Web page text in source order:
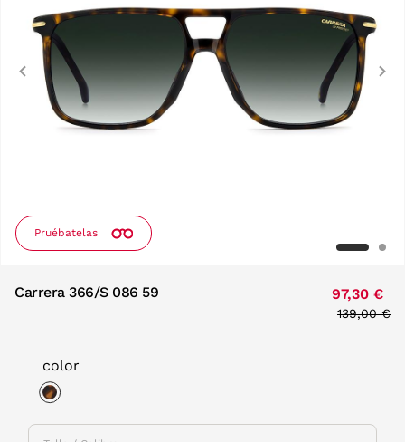
Pruébatelas
Previous
Carrera 366/S 086 59 97,30 €
Price
139,00 €
color